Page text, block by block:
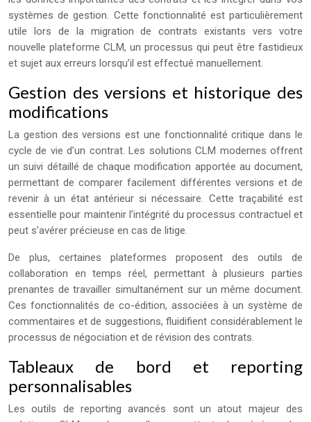
systèmes de gestion. Cette fonctionnalité est particulièrement
utile lors de la migration de contrats existants vers votre
nouvelle plateforme CLM, un processus qui peut être fastidieux
et sujet aux erreurs lorsqu’il est effectué manuellement.
Gestion des versions et historique des
modifications
La gestion des versions est une fonctionnalité critique dans le
cycle de vie d’un contrat. Les solutions CLM modernes offrent
un suivi détaillé de chaque modification apportée au document,
permettant de comparer facilement différentes versions et de
revenir à un état antérieur si nécessaire. Cette traçabilité est
essentielle pour maintenir l’intégrité du processus contractuel et
peut s’avérer précieuse en cas de litige.
De plus, certaines plateformes proposent des outils de
collaboration en temps réel, permettant à plusieurs parties
prenantes de travailler simultanément sur un même document.
Ces fonctionnalités de co-édition, associées à un système de
commentaires et de suggestions, fluidifient considérablement le
processus de négociation et de révision des contrats.
Tableaux de bord et reporting
personnalisables
Les outils de reporting avancés sont un atout majeur des